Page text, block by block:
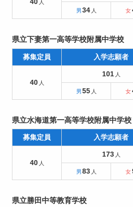
40
34
県立下妻第一高等学校附属中学校
募集定員 入学志願者
40
101
55
県立水海道第一高等学校附属中学校
募集定員 入学志願者
40
173
83
県立勝田中等教育学校